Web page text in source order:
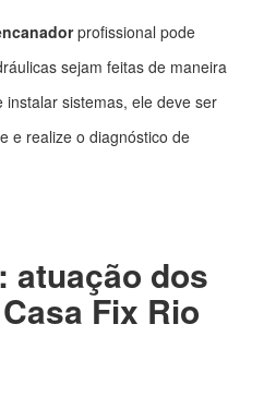
profissional pode
sejam feitas de maneira
sistemas, ele deve ser
e realize o diagnóstico de
atuação dos
Fix Rio